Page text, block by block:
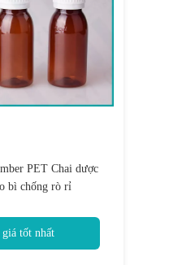
PET Chai dược
bì chống rò rỉ
giá tốt nhất